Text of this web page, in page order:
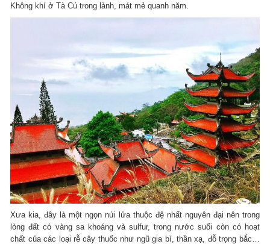
Không khí ở Tà Cú trong lành, mát mẻ quanh năm.
Xưa kia, đây là một ngọn núi lửa thuộc đệ nhất nguyên đại nên trong
lòng đất có vàng sa khoáng và sulfur, trong nước suối còn có hoạt
chất của các loại rễ cây thuốc như ngũ gia bì, thần xạ, đỗ trọng bắc…